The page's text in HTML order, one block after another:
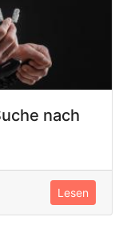
nach
Lesen